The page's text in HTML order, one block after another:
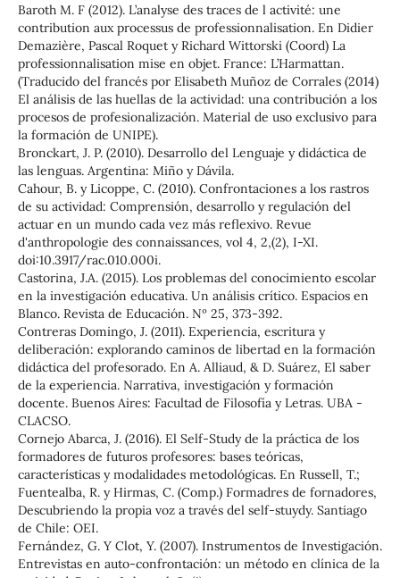
Baroth M. F (2012). L’analyse des traces de l activité: une
contribution aux processus de professionnalisation. En Didier
Demazière, Pascal Roquet y Richard Wittorski (Coord) La
professionnalisation mise en objet. France: L’Harmattan.
(Traducido del francés por Elisabeth Muñoz de Corrales (2014)
El análisis de las huellas de la actividad: una contribución a los
procesos de profesionalización. Material de uso exclusivo para
la formación de UNIPE).
Bronckart, J. P. (2010). Desarrollo del Lenguaje y didáctica de
las lenguas. Argentina: Miño y Dávila.
Cahour, B. y Licoppe, C. (2010). Confrontaciones a los rastros
de su actividad: Comprensión, desarrollo y regulación del
actuar en un mundo cada vez más reflexivo. Revue
d'anthropologie des connaissances, vol 4, 2,(2), I-XI.
doi:10.3917/rac.010.000i.
Castorina, J.A. (2015). Los problemas del conocimiento escolar
en la investigación educativa. Un análisis crítico. Espacios en
Blanco. Revista de Educación. Nº 25, 373-392.
Contreras Domingo, J. (2011). Experiencia, escritura y
deliberación: explorando caminos de libertad en la formación
didáctica del profesorado. En A. Alliaud, & D. Suárez, El saber
de la experiencia. Narrativa, investigación y formación
docente. Buenos Aires: Facultad de Filosofía y Letras. UBA -
CLACSO.
Cornejo Abarca, J. (2016). El Self-Study de la práctica de los
formadores de futuros profesores: bases teóricas,
características y modalidades metodológicas. En Russell, T.;
Fuentealba, R. y Hirmas, C. (Comp.) Formadres de fornadores,
Descubriendo la propia voz a través del self-stuydy. Santiago
de Chile: OEI.
Fernández, G. Y Clot, Y. (2007). Instrumentos de Investigación.
Entrevistas en auto-confrontación: un método en clínica de la